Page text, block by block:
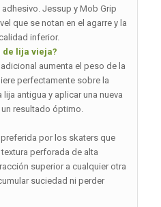
Jessup y Mob Grip
que se notan en el agarre y la
inferior.
de lija vieja?
aumenta el peso de la
perfectamente sobre la
antigua y aplicar una nueva
resultado óptimo.
por los skaters que
perforada de alta
superior a cualquier otra
suciedad ni perder